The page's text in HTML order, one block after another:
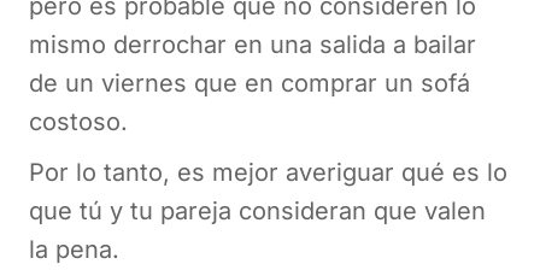
mismo derrochar en una salida a bailar
de un viernes que en comprar un sofá
costoso.
Por lo tanto, es mejor averiguar qué es lo
que tú y tu pareja consideran que valen
la pena.